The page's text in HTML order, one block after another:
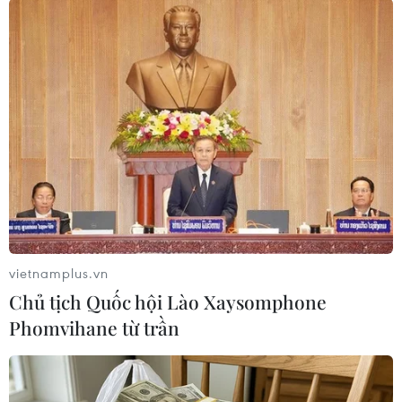
Đây thực sự là những thách thức đáng lo ngại
nhất đối với Đồng bằng sông Cửu Long nói
chung và đối với tỉnh Tiền Giang nói riêng.
Do vậy, để góp phần bảo vệ đồng bằng, bảo vệ
lưu vực, bảo vệ môi trường sinh thái và tài
nguyên và quan trọng nhất là bảo vệ được
nguồn tài nguyên nước, duy trì sinh kế bền
vững cho người dân trong vùng, tỉnh Tiền
Giang đã ban hành Kế hoạch số 96/KH-Ủy ban
quyết số 120/NQ-CP, trong đó đẩy mạnh Chương
trình truyền thông về phát triển bền vững Đồng
bằng sông Cửu Long thích ứng với biến đổi khí
hậu theo hướng dẫn của Bộ Tài nguyên và Môi
trường; xác định phải hoàn thiện công tác điều
vietnamplus.vn
Chủ tịch Quốc hội Lào Xaysomphone
Phomvihane từ trần